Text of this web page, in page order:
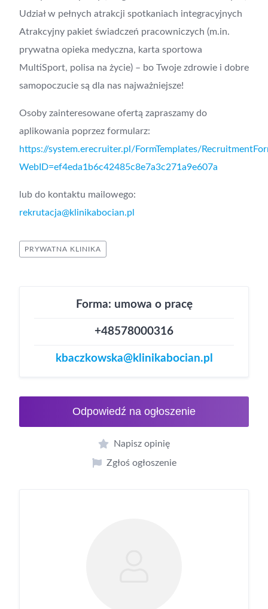
Udział w pełnych atrakcji spotkaniach integracyjnych
Atrakcyjny pakiet świadczeń pracowniczych (m.in.
prywatna opieka medyczna, karta sportowa
MultiSport, polisa na życie) – bo Twoje zdrowie i dobre
samopoczucie są dla nas najważniejsze!
Osoby zainteresowane ofertą zapraszamy do
aplikowania poprzez formularz:
https://system.erecruiter.pl/FormTemplates/
WebID=ef4eda1b6c42485c8e7a3c271a9e607a
lub do kontaktu mailowego:
rekrutacja@klinikabocian.pl
PRYWATNA KLINIKA
Forma: umowa o pracę
+48578000316
kbaczkowska@klinikabocian.pl
Odpowiedź na ogłoszenie
Napisz opinię
Zgłoś ogłoszenie